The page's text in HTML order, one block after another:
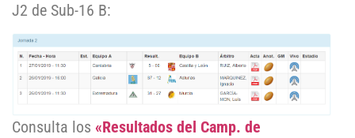
J2 de Sub-16 B:
Consulta los «Resultados del Camp. de